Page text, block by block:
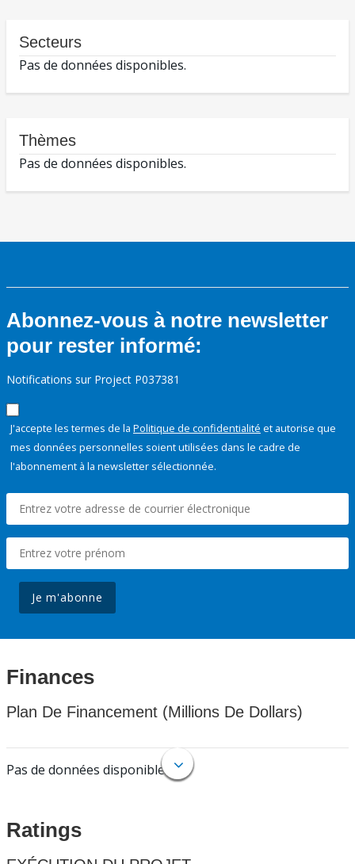
Secteurs
Pas de données disponibles.
Thèmes
Pas de données disponibles.
Abonnez-vous à notre newsletter
pour rester informé:
Notifications sur Project P037381
J'accepte les termes de la Politique de confidentialité et autorise que
mes données personnelles soient utilisées dans le cadre de
l'abonnement à la newsletter sélectionnée.
Je m'abonne
Finances
Plan De Financement (Millions De Dollars)
Pas de données disponibles.
Ratings